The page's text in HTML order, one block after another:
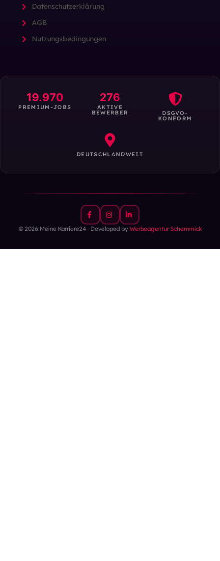
Datenschutzerklärung
AGB
Nutzungsbedingungen
19.970
PREMIUM-JOBS
276
AKTIVE
BEWERBER DSGVO-
KONFORM
DEUTSCHLANDWEIT
© 2026 Meine Karriere24 · Developed by Werbeagentur Schemmick